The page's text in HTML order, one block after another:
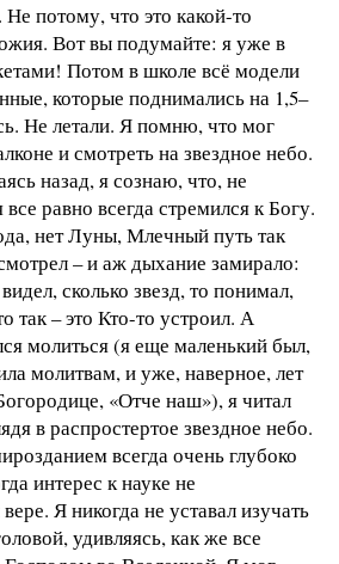
потому, что это какой-то
Вот вы подумайте: я уже в
Потом в школе всё модели
которые поднимались на 1,5–
Не летали. Я помню, что мог
и смотреть на звездное небо.
назад, я сознаю, что, не
равно всегда стремился к Богу.
нет Луны, Млечный путь так
– и аж дыхание замирало:
сколько звезд, то понимал,
так – это Кто-то устроил. А
молиться (я еще маленький был,
молитвам, и уже, наверное, лет
«Отче наш»), я читал
в распростертое звездное небо.
всегда очень глубоко
интерес к науке не
Я никогда не уставал изучать
удивляясь, как же все